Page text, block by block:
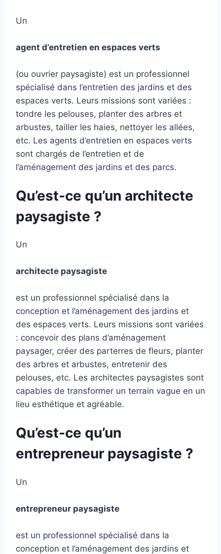
Un
agent d’entretien en espaces verts
(ou ouvrier paysagiste) est un professionnel
spécialisé dans l’entretien des jardins et des
espaces verts. Leurs missions sont variées :
tondre les pelouses, planter des arbres et
arbustes, tailler les haies, nettoyer les allées,
etc. Les agents d’entretien en espaces verts
sont chargés de l’entretien et de
l’aménagement des jardins et des parcs.
Qu’est-ce qu’un architecte
paysagiste ?
Un
architecte paysagiste
est un professionnel spécialisé dans la
conception et l’aménagement des jardins et
des espaces verts. Leurs missions sont variées
: concevoir des plans d’aménagement
paysager, créer des parterres de fleurs, planter
des arbres et arbustes, entretenir des
pelouses, etc. Les architectes paysagistes sont
capables de transformer un terrain vague en un
lieu esthétique et agréable.
Qu’est-ce qu’un
entrepreneur paysagiste ?
Un
entrepreneur paysagiste
est un professionnel spécialisé dans la
conception et l’aménagement des jardins et